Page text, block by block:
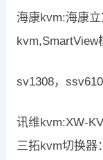
海康kvm:海康
kvm,SmartView
sv1308，
讯维kvm:XW-
三拓kvm切换器